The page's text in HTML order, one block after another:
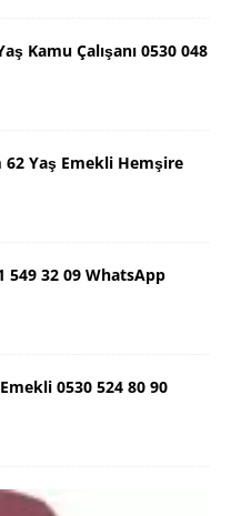
Kamu Çalışanı 0530 048
62 Yaş Emekli Hemşire
549 32 09 WhatsApp
0530 524 80 90